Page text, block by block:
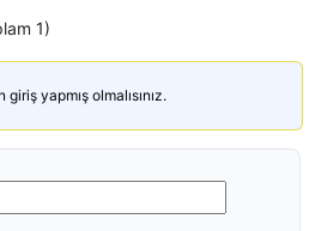
1)
yapmış olmalısınız.